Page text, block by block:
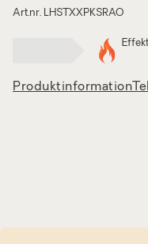
Art.nr. LHSTXXPKSRAO
Effekt
Produktinformation